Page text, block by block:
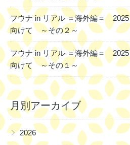
フウナ in リアル ＝海外編＝
向けて ～その２～
フウナ in リアル ＝海外編＝
向けて ～その１～
月別アーカイブ
▶ 2026